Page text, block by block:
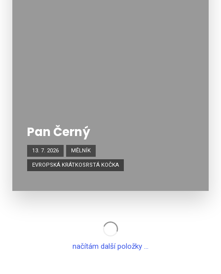
Pan Černý
13. 7. 2026 MĚLNÍK
EVROPSKÁ KRÁTKOSRSTÁ KOČKA
načítám další položky ...